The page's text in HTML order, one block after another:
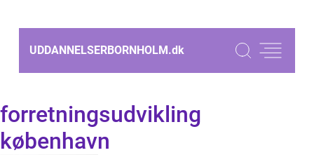
UDDANNELSERBORNHOLM.dk
forretningsudvikling
københavn